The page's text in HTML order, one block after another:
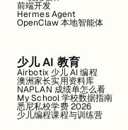
前端开发
Hermes Agent
OpenClaw 本地智能体
少儿 AI 教育
Airbotix 少儿 AI 编程
澳洲家长实用资料库
NAPLAN 成绩单怎么看
My School 学校数据指南
悉尼私校学费 2026
少儿编程课程与训练营